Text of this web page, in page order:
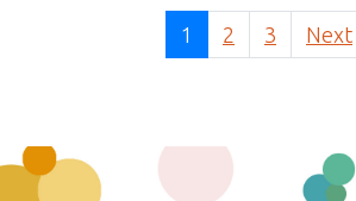
1 2 3 Next
ΕΠΙΔΕΡΜΙΑ